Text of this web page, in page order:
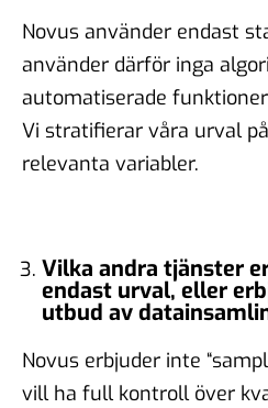
Novus använder endast
använder därför inga
automatiserade
Vi stratifierar våra urval
relevanta variabler.
Vilka andra tjänster
endast urval, eller
utbud av
Novus erbjuder inte
vill ha full kontroll över